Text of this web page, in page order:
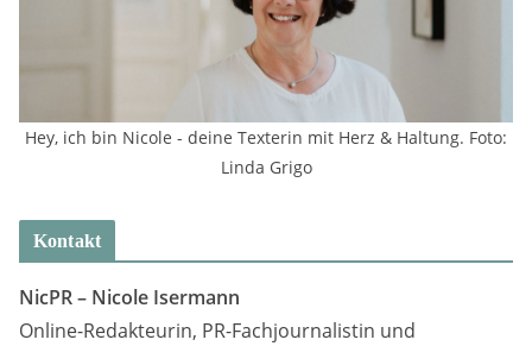
Hey, ich bin Nicole - deine Texterin mit Herz & Haltung. Foto:
Linda Grigo
Kontakt
NicPR – Nicole Isermann
Online-Redakteurin, PR-Fachjournalistin und